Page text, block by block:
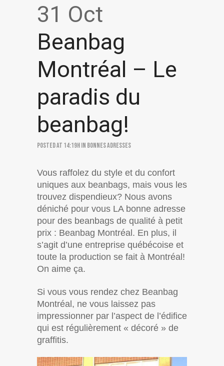
31 Oct
Beanbag
Montréal – Le
paradis du
beanbag!
Posted at 14:19hin Bonnes adresses
Vous raffolez du style et du confort
uniques aux beanbags, mais vous les
trouvez dispendieux? Nous avons
déniché pour vous LA bonne adresse
pour des beanbags de qualité à petit
prix : Beanbag Montréal. En plus, il
s’agit d’une entreprise québécoise et
toute la production se fait à Montréal!
On aime ça.
Si vous vous rendez chez Beanbag
Montréal, ne vous laissez pas
impressionner par l’aspect de l’édifice
qui est régulièrement « décoré » de
graffitis.